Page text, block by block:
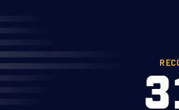
ENGAGEMENTS